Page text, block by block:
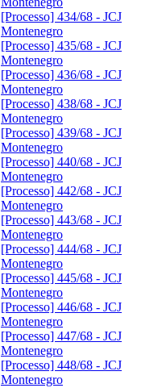
[Processo] 434/68 - JCJ
Montenegro
[Processo] 435/68 - JCJ
Montenegro
[Processo] 436/68 - JCJ
Montenegro
[Processo] 438/68 - JCJ
Montenegro
[Processo] 439/68 - JCJ
Montenegro
[Processo] 440/68 - JCJ
Montenegro
[Processo] 442/68 - JCJ
Montenegro
[Processo] 443/68 - JCJ
Montenegro
[Processo] 444/68 - JCJ
Montenegro
[Processo] 445/68 - JCJ
Montenegro
[Processo] 446/68 - JCJ
Montenegro
[Processo] 447/68 - JCJ
Montenegro
[Processo] 448/68 - JCJ
Montenegro